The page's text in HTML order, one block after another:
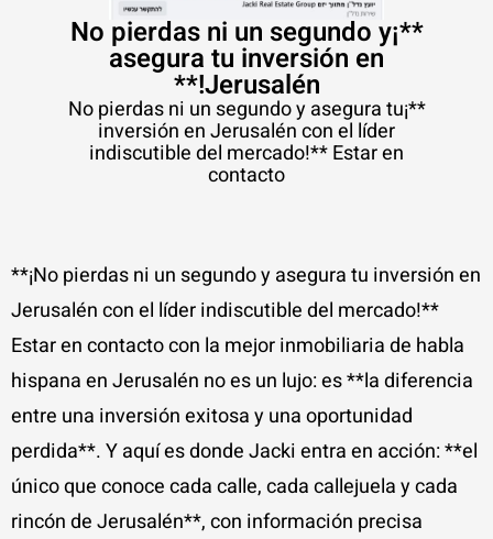
**¡No pierdas ni un segundo y
asegura tu inversión en
Jerusalén!**
**¡No pierdas ni un segundo y asegura tu
inversión en Jerusalén con el líder
indiscutible del mercado!** Estar en
contacto
**¡No pierdas ni un segundo y asegura tu inversión en
Jerusalén con el líder indiscutible del mercado!**
Estar en contacto con la mejor inmobiliaria de habla
hispana en Jerusalén no es un lujo: es **la diferencia
entre una inversión exitosa y una oportunidad
perdida**. Y aquí es donde Jacki entra en acción: **el
único que conoce cada calle, cada callejuela y cada
rincón de Jerusalén**, con información precisa